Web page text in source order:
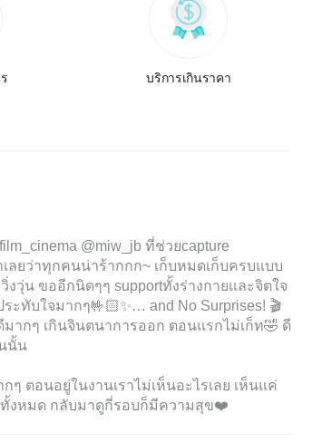
บริการเกินราคา
@miw_jb ที่ช่วยcapture
ยว่าทุกคนน่าร้ากกก~ เก็บหมดเก็บครบแบบ
วุ่น ขออีกนิดๆๆ supportทั้งร่างกายและจิตใจ
ะทับใจมากๆ🤟🏻✨… and No Surprises! 🎬
ากๆ เกินจินตนาการออก ตอนแรกไม่เก็ท🤣 ดี
นั้น
ๆ ตอนอยู่ในงานเราไม่เห็นอะไรเลย เห็นแค่
ทั้งหมด กลับมาดูกี่รอบก็มีความสุข❤️